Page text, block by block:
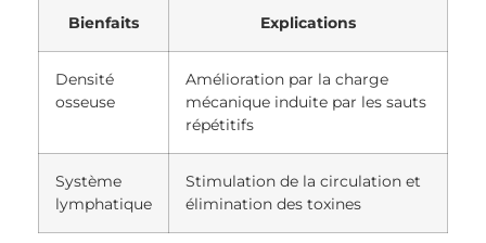
Bienfaits Explications
Densité
osseuse
Amélioration par la charge
mécanique induite par les sauts
répétitifs
Système
lymphatique
Stimulation de la circulation et
élimination des toxines